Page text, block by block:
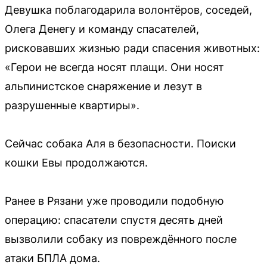
Девушка поблагодарила волонтёров, соседей,
Олега Денегу и команду спасателей,
рисковавших жизнью ради спасения животных:
«Герои не всегда носят плащи. Они носят
альпинистское снаряжение и лезут в
разрушенные квартиры».
Сейчас собака Аля в безопасности. Поиски
кошки Евы продолжаются.
Ранее в Рязани уже проводили подобную
операцию: спасатели спустя десять дней
вызволили собаку из повреждённого после
атаки БПЛА дома.